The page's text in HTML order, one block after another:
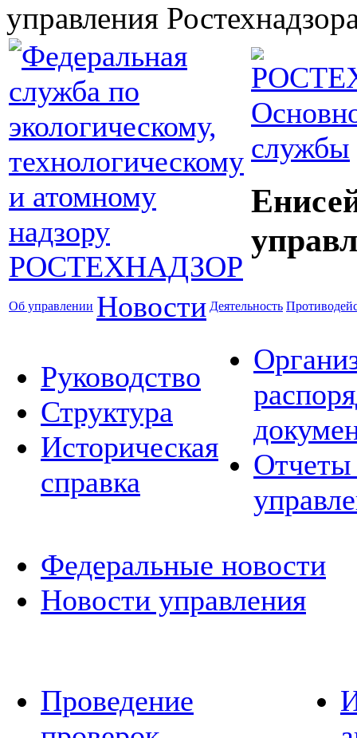
управления
службы
Об управлении Новости Деятельность
Руководство
Структура
Историческая
справка
Отчеты
Федеральные новости
Новости управления
Проведение